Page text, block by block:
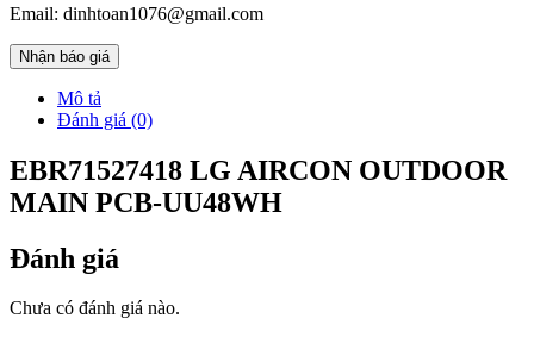
Email: dinhtoan1076@gmail.com
Nhận báo giá
Mô tả
Đánh giá (0)
EBR71527418 LG AIRCON OUTDOOR
MAIN PCB-UU48WH
Đánh giá
Chưa có đánh giá nào.